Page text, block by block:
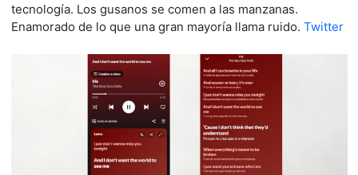
tecnología. Los gusanos se comen a las manzanas.
Enamorado de lo que una gran mayoría llama ruido. Twitter